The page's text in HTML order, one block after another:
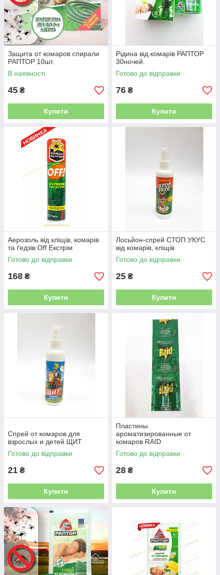
Защита от комаров спирали
РАПТОР 10шт.
В наявності
45 ₴
Купити
Рідина від комарів РАПТОР
30ночей.
Готово до відправки
76 ₴
Купити
Аерозоль від кліщів, комарів
та ґедзів Off Екстрім
Готово до відправки
168 ₴
Купити
Лосьйон-спрей СТОП УКУС
від комарів, кліщів
Готово до відправки
25 ₴
Купити
Спрей от комаров для
взрослых и детей ЩИТ
Готово до відправки
21 ₴
Купити
Пластины
ароматизированные от
комаров RAID
Готово до відправки
28 ₴
Купити